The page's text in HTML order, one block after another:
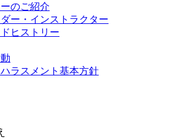
のご紹介
ダー・インストラクター
ヒストリー
ハラスメント基本方針